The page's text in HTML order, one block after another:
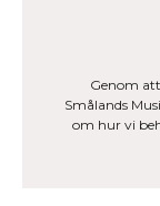
Genom
Smålands
om hur vi